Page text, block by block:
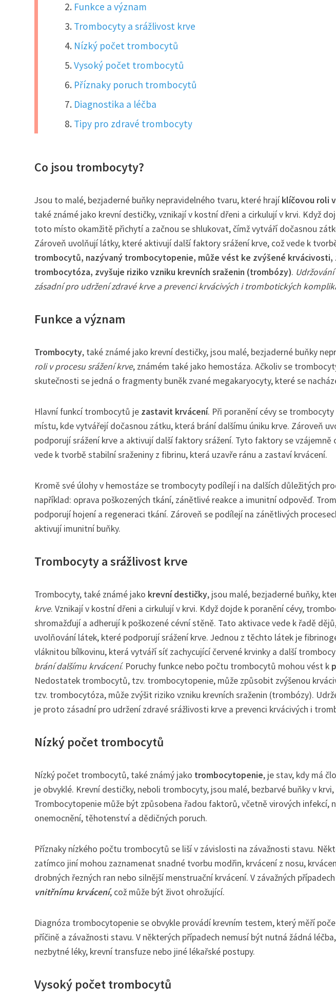
Funkce a význam
Trombocyty a srážlivost krve
Nízký počet trombocytů
Vysoký počet trombocytů
Příznaky poruch trombocytů
Diagnostika a léčba
Tipy pro zdravé trombocyty
Co jsou trombocyty?
Jsou to malé, bezjaderné buňky nepravidelného tvaru, které hrají klíčovou roli
také známé jako krevní destičky, vznikají v kostní dřeni a cirkulují v krvi. Když
toto místo okamžitě přichytí a začnou se shlukovat, čímž vytváří dočasnou
Zároveň uvolňují látky, které aktivují další faktory srážení krve, což vede k
trombocytů, nazývaný trombocytopenie, může vést ke zvýšené
trombocytóza, zvyšuje riziko vzniku krevních sraženin (trombózy).
zásadní pro udržení zdravé krve a prevenci krvácivých i trombotických
Funkce a význam
Trombocyty, také známé jako krevní destičky, jsou malé, bezjaderné buňky
roli v procesu srážení krve, známém také jako hemostáza. Ačkoliv se
skutečnosti se jedná o fragmenty buněk zvané megakaryocyty, které se
Hlavní funkcí trombocytů je zastavit krvácení. Při poranění cévy se
místu, kde vytvářejí dočasnou zátku, která brání dalšímu úniku krve. Zároveň
podporují srážení krve a aktivují další faktory srážení. Tyto faktory se
vede k tvorbě stabilní sraženiny z fibrinu, která uzavře ránu a zastaví krvácení.
Kromě své úlohy v hemostáze se trombocyty podílejí i na dalších důležitých
například: oprava poškozených tkání, zánětlivé reakce a imunitní odpověď.
podporují hojení a regeneraci tkání. Zároveň se podílejí na zánětlivých
aktivují imunitní buňky.
Trombocyty a srážlivost krve
Trombocyty, také známé jako krevní destičky, jsou malé, bezjaderné buňky,
krve. Vznikají v kostní dřeni a cirkulují v krvi. Když dojde k poranění cévy,
shromažďují a adherují k poškozené cévní stěně. Tato aktivace vede k řadě
uvolňování látek, které podporují srážení krve. Jednou z těchto látek je
vláknitou bílkovinu, která vytváří síť zachycující červené krvinky a další
brání dalšímu krvácení. Poruchy funkce nebo počtu trombocytů mohou vést k
Nedostatek trombocytů, tzv. trombocytopenie, může způsobit zvýšenou
tzv. trombocytóza, může zvýšit riziko vzniku krevních sraženin (trombózy).
je proto zásadní pro udržení zdravé srážlivosti krve a prevenci krvácivých i
Nízký počet trombocytů
Nízký počet trombocytů, také známý jako trombocytopenie, je stav, kdy má
je obvyklé. Krevní destičky, neboli trombocyty, jsou malé, bezbarvé buňky v
Trombocytopenie může být způsobena řadou faktorů, včetně virových infekcí,
onemocnění, těhotenství a dědičných poruch.
Příznaky nízkého počtu trombocytů se liší v závislosti na závažnosti stavu.
zatímco jiní mohou zaznamenat snadné tvorbu modřin, krvácení z nosu,
drobných řezných ran nebo silnější menstruační krvácení. V závažných
vnitřnímu krvácení, což může být život ohrožující.
Diagnóza trombocytopenie se obvykle provádí krevním testem, který měří
příčině a závažnosti stavu. V některých případech nemusí být nutná žádná
nezbytné léky, krevní transfuze nebo jiné lékařské postupy.
Vysoký počet trombocytů